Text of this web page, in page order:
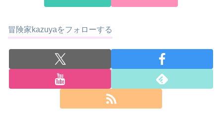
冒険家kazuyaをフォローする